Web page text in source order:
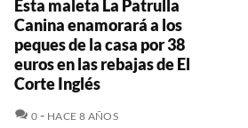
Esta maleta La Patrulla
Canina enamorará a los
peques de la casa por 38
euros en las rebajas de El
Corte Inglés
0 COMENTARIOS
HACE 8 AÑOS